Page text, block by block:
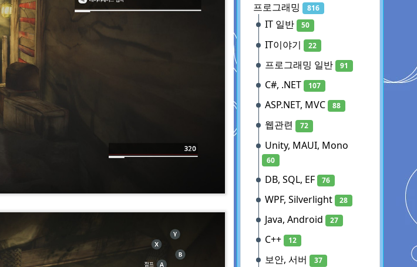
프로그래밍 816
IT 일반 50
IT이야기 22
프로그래밍 일반 91
C#, .NET 107
ASP.NET, MVC 88
웹관련 72
Unity, MAUI, Mono
60
DB, SQL, EF 76
WPF, Silverlight 28
Java, Android 27
C++ 12
보안, 서버 37